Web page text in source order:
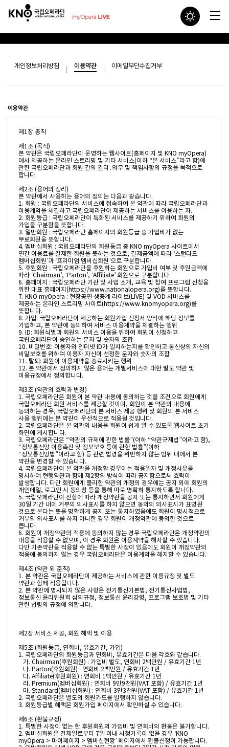
개인정보처리방침 이용약관 이메일무단수집거부
이용약관
제1장 총칙
제1조 (목적)
본 약관은 국립오페라단이 운영하는 웹사이트(홈페이지 및 KNO myOpera)
에서 제공하는 온라인 스트리밍 및 기타 서비스(이하 “본 서비스”라고 함)에
관한 국립오페라단과 회원 간의 권리․의무 및 책임사항의 규정을 목적으로
합니다.
제2조 (용어의 정리)
본 약관에서 사용하는 용어의 정의는 다음과 같습니다.
1. 회원 : 국립오페라단의 서비스에 접속하여 본 약관에 따라 국립오페라단과
이용계약을 체결하고 국립오페라단이 제공하는 서비스를 이용하는 자.
2. 회원등급 : 국립오페라단이 특화된 서비스를 제공하기 위하여 회원의
가입을 구분함을 뜻합니다.
3. 일반회원 : 국립오페라단 홈페이지의 회원등급 중 가입비가 없는
무료회원을 뜻합니다.
4. 멤버십회원 : 국립오페라단의 회원등급 중 KNO myOpera 사이트에서
연간 이용료를 결제한 회원을 뜻하는 것으로, 결제금액에 따라 ‘스탠다드
멤버십회원’과 ‘프리미엄 멤버십회원’으로 구분합니다.
5. 후원회원 : 국립오페라단을 후원하는 회원으로 가입비 여부 및 후원금액에
따라 ‘Chairman’, ‘Parton’, ‘Affiliate’ 회원으로 구분합니다.
6. 홈페이지 : 국립오페라단 기관 및 사업 소개, 교육 및 참여 프로그램 신청을
위한 대표 홈페이지(https://www.nationalopera.org)를 뜻합니다.
7. KNO myOpera : 현장공연 생중계 라이브(LIVE) 및 VOD 서비스를
제공하는 온라인 스트리밍 사이트(https://www.knomyopera.org)를
뜻합니다.
8. 가입: 국립오페라단이 제공하는 회원가입 신청서 양식에 해당 정보를
기입하고, 본 약관에 동의하여 서비스 이용계약을 체결하는 행위
9. ID: 회원식별과 회원의 서비스 이용을 위하여 회원이 신청하고
국립오페라단이 승인하는 문자 및 숫자의 조합
10. 비밀번호: 이용자와 인터넷 ID가 일치하는지를 확인하고 통신상의 자신의
비밀보호를 위하여 이용자 자신이 선정한 문자와 숫자의 조합
11. 탈퇴: 회원이 이용계약을 종료시키는 행위
12. 본 약관에서 정의하지 않은 용어는 개별서비스에 대한 별도 약관 및
이용규정에서 정의합니다.
제3조 (약관의 효력과 변경)
1. 국립오페라단은 회원이 본 약관 내용에 동의하는 것을 조건으로 회원에게
국립오페라단 회원 서비스를 제공할 것이며, 회원이 본 약관의 내용에
동의하는 경우, 국립오페라단의 본 서비스 제공 행위 및 회원의 본 서비스
사용 행위에는 본 약관이 우선적으로 적용될 것입니다.
2. 국립오페라단은 본 약관의 내용을 회원이 쉽게 알 수 있도록 웹사이트 초기
화면에 게시합니다.
3. 국립오페라단은 “약관의 규제에 관한 법률”(이하 “약관규제법”이라고 함),
“정보통신망 이용촉진 및 정보보호 등에 관한 법률”(이하
“정보통신망법”이라고 함) 등 관련 법령을 위반하지 않는 범위 내에서 본
약관을 변경할 수 있습니다.
4. 국립오페라단이 본 약관을 개정할 경우에는 적용일자 및 개정사유를
명시하여 현행약관과 함께 제2항의 방식에 따라 공지함으로써 효력이
발생합니다. 다만 회원에게 불리한 약관의 개정의 경우에는 공지 외에 회원의
개인메일, 로그인 시 동의창 등을 통해 따로 명확히 통지하도록 합니다.
5. 국립오페라단이 전항에 따라 개정약관을 공지 또는 통지하면서 회원에게
30일 기간 내에 거부의 의사표시를 하지 않으면 동의의 의사표시가 표명된
것으로 본다는 뜻을 명확하게 공지 또는 통지하였음에도 회원이 명시적으로
거부의 의사표시를 하지 아니한 경우 회원이 개정약관에 동의한 것으로
봅니다.
6. 회원이 개정약관의 적용에 동의하지 않는 경우 국립오페라단은 개정약관의
내용을 적용할 수 없으며, 이 경우 회원은 이용계약을 해지할 수 있습니다.
다만 기존약관을 적용할 수 없는 특별한 사정이 있음에도 회원이 개정약관의
적용에 동의하지 않는 경우 국립오페라단은 이용계약을 해지할 수 있습니다.
제4조 (약관 외 준칙)
1. 본 약관은 국립오페라단이 제공하는 서비스에 관한 이용규정 및 별도
약관과 함께 적용됩니다.
2. 본 약관에 명시되지 않은 사항은 전기통신기본법, 전기통신사업법,
정보통신 윤리위원회 심의규정, 정보통신 윤리강령, 프로그램 보호법 및 기타
관련 법령의 규정에 의합니다.
제2장 서비스 제공, 회원 혜택 및 이용
제5조 (회원등급, 연회비, 유효기간, 가입)
1. 국립오페라단의 회원등급과 연회비, 유효기간은 다음 각호와 같습니다.
2. 국립오페라단은 별도의 회원카드를 발행하지 않습니다.
3. 회원등급별 혜택은 회원가입 페이지에서 확인하실 수 있습니다.
제6조 (환불규정)
1. 특별한 사정이 없는 한 후원회원의 가입비 및 연회비의 환불은 불가합니다.
2. 멤버십회원은 결제일로부터 7일 이내 시청기록이 없을 경우 ‘KNO
myOpera > 마이페이지 > 멤버십현황’ 페이지에서 환불신청이 가능합니다.